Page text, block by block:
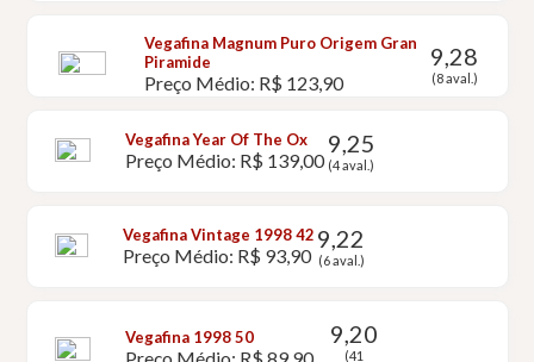
Vegafina Magnum Puro Origem Gran
Piramide
Preço Médio: R$ 123,90
9,28
(8 aval.)
Vegafina Year Of The Ox
Preço Médio: R$ 139,00
9,25
(4 aval.)
Vegafina Vintage 1998 42
Preço Médio: R$ 93,90
9,22
(6 aval.)
Vegafina 1998 50 9,20
(41